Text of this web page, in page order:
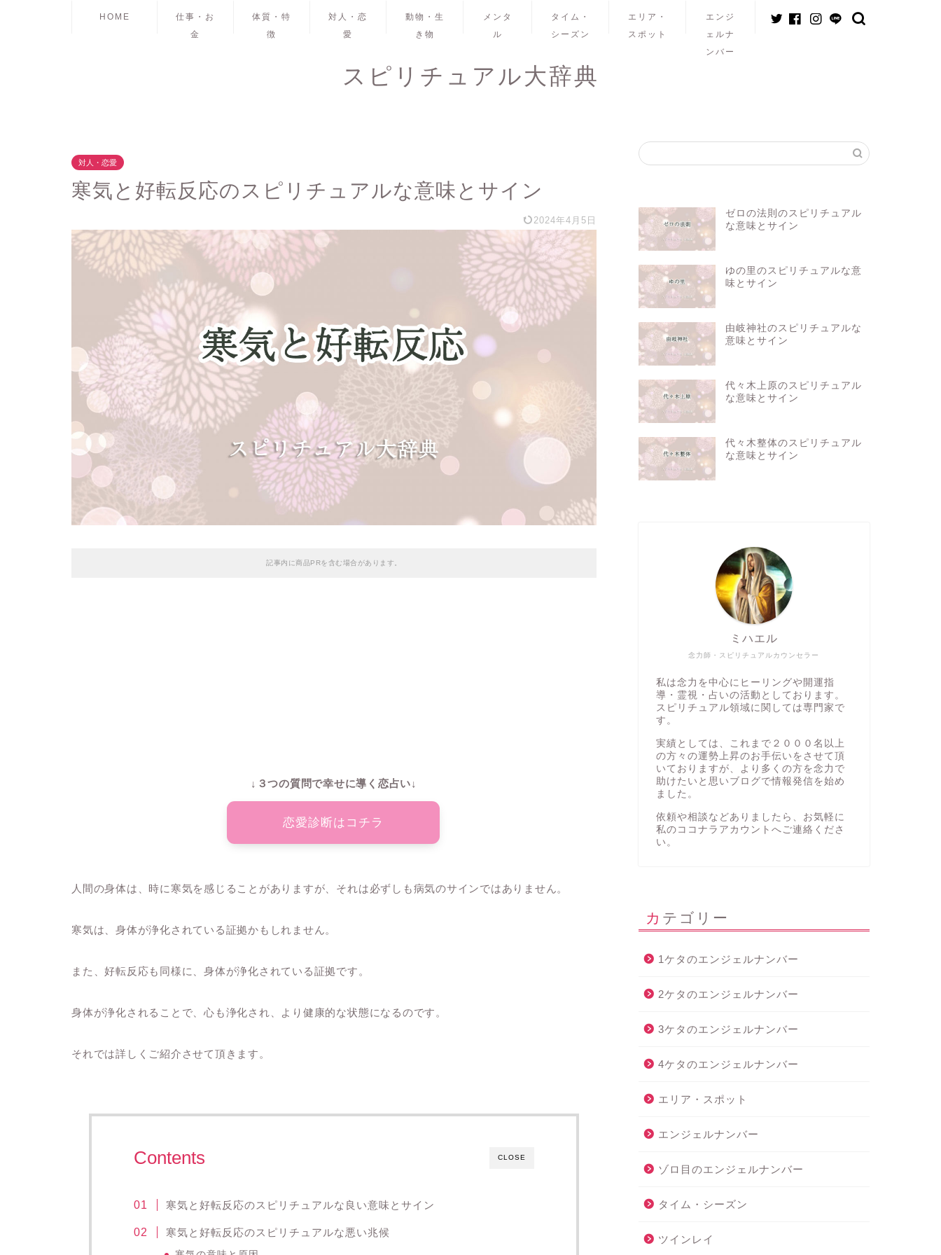
HOME
仕事・お
金
体質・特
徴
対人・恋
愛
動物・生
き物
メンタ
ル
タイム・
シーズン
エリア・
スポット
エンジ
ェルナ
ンバー
スピリチュアル大辞典
対人・恋愛
寒気と好転反応のスピリチュアルな意味とサイン
2024年4月5日
記事内に商品PRを含む場合があります。
↓３つの質問で幸せに導く恋占い↓
恋愛診断はコチラ
人間の身体は、時に寒気を感じることがありますが、それは必ずしも病気のサインではありません。
寒気は、身体が浄化されている証拠かもしれません。
また、好転反応も同様に、身体が浄化されている証拠です。
身体が浄化されることで、心も浄化され、より健康的な状態になるのです。
それでは詳しくご紹介させて頂きます。
CLOSE
Contents
寒気と好転反応のスピリチュアルな良い意味とサイン
寒気と好転反応のスピリチュアルな悪い兆候
ゼロの法則のスピリチュアル
な意味とサイン
ゆの里のスピリチュアルな意
味とサイン
由岐神社のスピリチュアルな
意味とサイン
代々木上原のスピリチュアル
な意味とサイン
代々木整体のスピリチュアル
な意味とサイン
念力師・スピリチュアルカウンセラー
ミハエル
私は念力を中心にヒーリングや開運指
導・霊視・占いの活動としております。
スピリチュアル領域に関しては専門家で
す。
実績としては、これまで２０００名以上
の方々の運勢上昇のお手伝いをさせて頂
いておりますが、より多くの方を念力で
助けたいと思いブログで情報発信を始め
ました。
依頼や相談などありましたら、お気軽に
私の ココナラアカウント へご連絡くださ
い。
カテゴリー
1ケタのエンジェルナンバー
2ケタのエンジェルナンバー
3ケタのエンジェルナンバー
4ケタのエンジェルナンバー
エリア・スポット
エンジェルナンバー
ゾロ目のエンジェルナンバー
タイム・シーズン
ツインレイ